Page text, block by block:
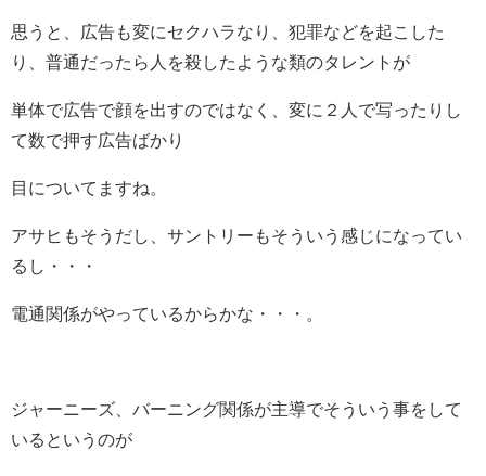
思うと、広告も変にセクハラなり、犯罪などを起こした
り、普通だったら人を殺したような類のタレントが
単体で広告で顔を出すのではなく、変に２人で写ったりし
て数で押す広告ばかり
目についてますね。
アサヒもそうだし、サントリーもそういう感じになってい
るし・・・
電通関係がやっているからかな・・・。
ジャーニーズ、バーニング関係が主導でそういう事をして
いるというのが